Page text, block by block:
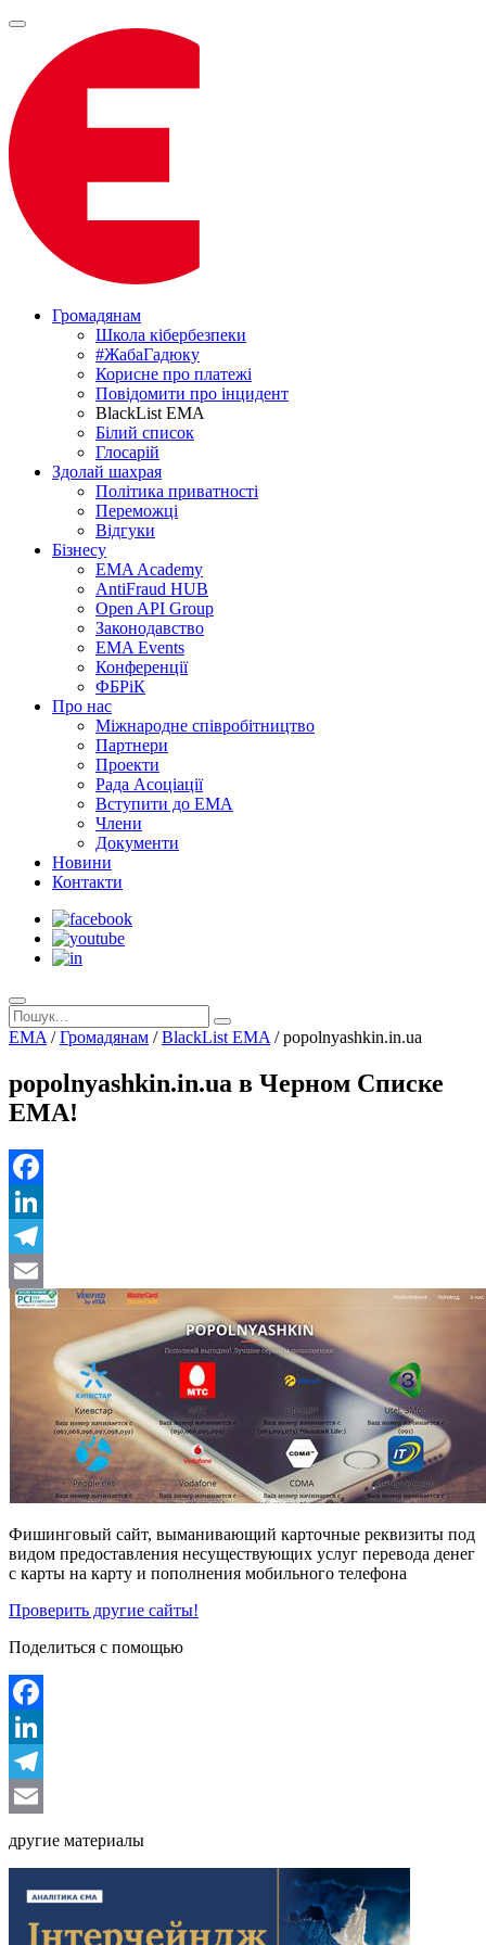
Громадянам
Школа кібербезпеки
#ЖабаГадюку
Корисне про платежі
Повідомити про інцидент
BlackList EMA
Білий список
Глосарій
Здолай шахрая
Політика приватності
Переможцi
Відгуки
Бізнесу
EMA Academy
AntiFraud HUB
Open API Group
Законодавство
EMA Events
Конференції
ФБРіК
Про нас
Міжнародне співробітництво
Партнери
Проекти
Рада Асоціації
Вступити до ЕМА
Члени
Документи
Новини
Контакти
EMA /Громадянам /BlackList EMA /popolnyashkin.in.ua
popolnyashkin.in.ua в Черном Списке
ЕМА!
Facebook
LinkedIn
Telegram
Email
Фишинговый сайт, выманивающий карточные реквизиты под
видом предоставления несуществующих услуг перевода денег
с карты на карту и пополнения мобильного телефона
Проверить другие сайты!
Поделиться с помощью
Facebook
LinkedIn
Telegram
другие материалы